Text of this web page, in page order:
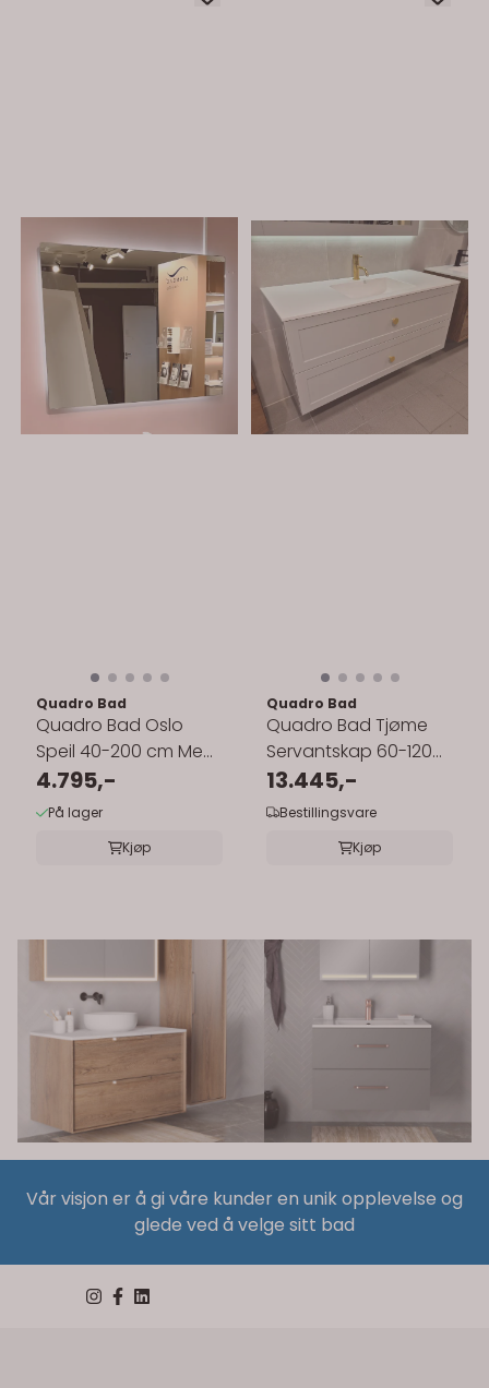
Quadro Bad
Quadro Bad Oslo
Speil 40-200 cm Med
Bakbelysning
4.795,-
På lager
Kjøp
Quadro Bad
Quadro Bad Tjøme
Servantskap 60-120
cm - med Servant
13.445,-
Bestillingsvare
Kjøp
Vår visjon er å gi våre kunder en unik opplevelse og
glede ved å velge sitt bad